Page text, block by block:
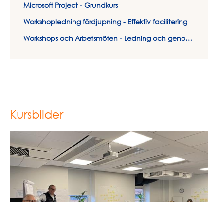
Microsoft Project - Grundkurs
Workshopledning fördjupning - Effektiv facilitering
Workshops och Arbetsmöten - Ledning och genomförande
Kursbilder